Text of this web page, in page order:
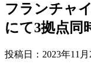
フランチャ
にて3拠点同
投稿日：2023年11月